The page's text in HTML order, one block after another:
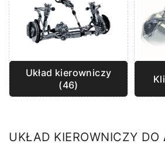
Układ kierowniczy
(46)
UKŁAD KIEROWNICZY DO